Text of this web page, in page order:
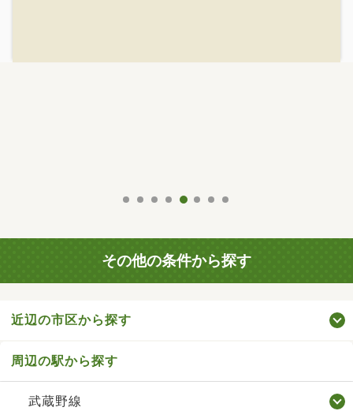
その他の条件から探す
近辺の市区から探す
周辺の駅から探す
武蔵野線